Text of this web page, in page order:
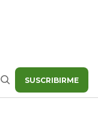
Buscar SUSCRIBIRME